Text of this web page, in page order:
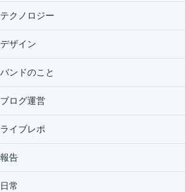
テクノロジー
デザイン
バンドのこと
ブログ運営
ライブレポ
報告
日常